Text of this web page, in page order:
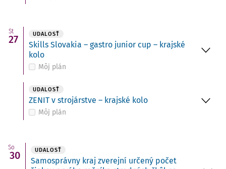
St
27 UDALOSŤ
Skills Slovakia – gastro junior cup – krajské
kolo
Môj plán
UDALOSŤ
ZENIT v strojárstve – krajské kolo
Môj plán
So
30 UDALOSŤ
Samosprávny kraj zverejní určený počet